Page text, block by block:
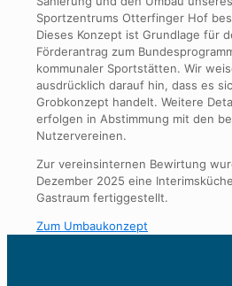
Sportzentrums Otterfinger Hof
Dieses Konzept ist Grundlage für
Förderantrag zum
kommunaler Sportstätten. Wir
ausdrücklich darauf hin, dass es
Grobkonzept handelt. Weitere
erfolgen in Abstimmung mit den
Nutzervereinen.
Zur vereinsinternen Bewirtung
Dezember 2025 eine
Gastraum fertiggestellt.
Zum Umbaukonzept